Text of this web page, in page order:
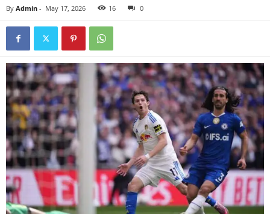
By Admin - May 17, 2026 16 0